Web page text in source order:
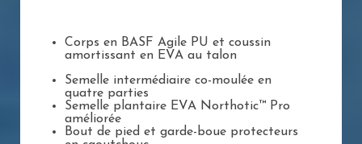
Corps en BASF Agile PU et coussin
amortissant en EVA au talon
Semelle intermédiaire co-moulée en
quatre parties
Semelle plantaire EVA Northotic™ Pro
améliorée
Bout de pied et garde-boue protecteurs